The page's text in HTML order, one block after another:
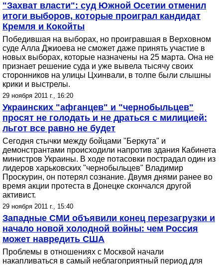
"Захват власти": суд Южной Осетии отменил
итоги выборов, которые проиграл кандидат
Кремля и Кокойты
Победившая на выборах, но проигравшая в Верховном
суде Алла Джиоева не сможет даже принять участие в
новых выборах, которые назначены на 25 марта. Она не
признает решение суда и уже вывела тысячу своих
сторонников на улицы Цхинвали, в толпе были слышны
крики и выстрелы.
29 ноября 2011 г., 16:20
Украинских "афганцев" и "чернобыльцев"
просят не голодать и не драться с милицией:
льгот все равно не будет
Сегодня стычки между бойцами "Беркута" и
демонстрантами происходили напротив здания Кабинета
министров Украины. В ходе потасовки пострадал один из
лидеров харьковских "чернобыльцев" Владимир
Проскурин, он потерял сознание. Двумя днями ранее во
время акции протеста в Донецке скончался другой
активист.
29 ноября 2011 г., 15:40
Западные СМИ объявили конец перезагрузки и
начало новой холодной войны: чем Россия
может навредить США
Проблемы в отношениях с Москвой начали
накапливаться в самый неблагоприятный период для